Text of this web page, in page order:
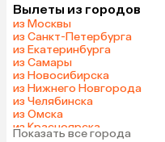
Гонконг
Вылеты из городов
из Москвы
из Санкт-Петербурга
из Екатеринбурга
из Самары
из Новосибирска
из Нижнего Новгорода
из Челябинска
из Омска
из Красноярска
Показать все города